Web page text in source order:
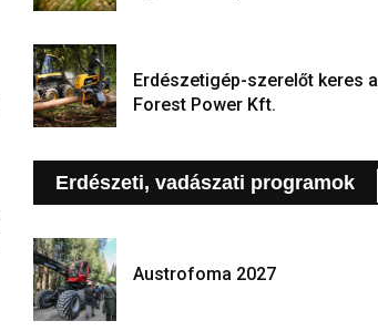
Erdészetigép-szerelőt keres a
Forest Power Kft.
Erdészeti, vadászati programok
Austrofoma 2027